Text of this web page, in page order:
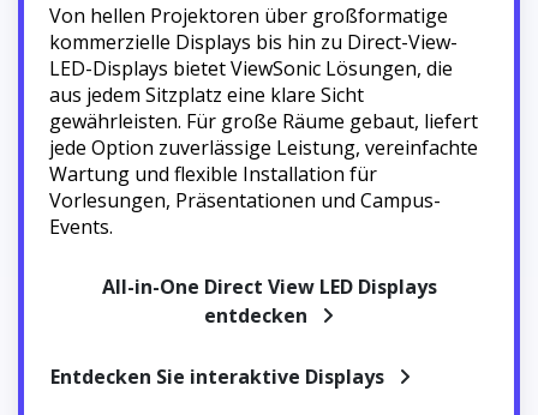
Von hellen Projektoren über großformatige
kommerzielle Displays bis hin zu Direct-View-
LED-Displays bietet ViewSonic Lösungen, die
aus jedem Sitzplatz eine klare Sicht
gewährleisten. Für große Räume gebaut, liefert
jede Option zuverlässige Leistung, vereinfachte
Wartung und flexible Installation für
Vorlesungen, Präsentationen und Campus-
Events.
All-in-One Direct View LED Displays
entdecken
Entdecken Sie interaktive Displays